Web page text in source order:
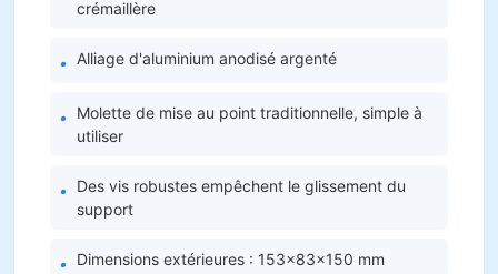
crémaillère
• Alliage d'aluminium anodisé argenté
• Molette de mise au point traditionnelle, simple à
utiliser
• Des vis robustes empêchent le glissement du
support
• Dimensions extérieures : 153×83×150 mm